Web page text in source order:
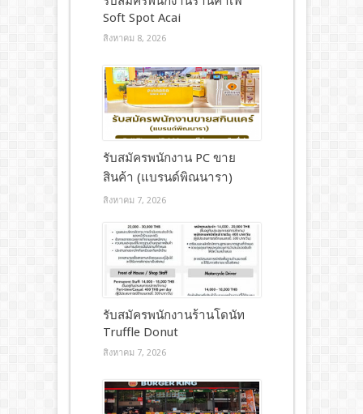
Soft Spot Acai
สิงหาคม 8, 2026
รับสมัครพนักงาน PC ขาย
สินค้า (แบรนด์พิณนารา)
สิงหาคม 7, 2026
รับสมัครพนักงานร้านโดนัท
Truffle Donut
สิงหาคม 7, 2026